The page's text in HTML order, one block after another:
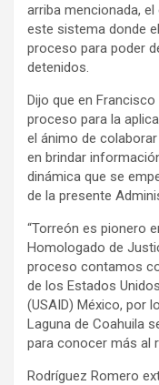
arriba mencionada,
este sistema donde
proceso para poder
detenidos.
Dijo que en
proceso para la
el ánimo de
en brindar
dinámica que se
de la presente
“Torreón es pionero
Homologado de
proceso contamos
de los Estados
(USAID) México, por
Laguna de Coahuila
para conocer más al
Rodríguez Romero